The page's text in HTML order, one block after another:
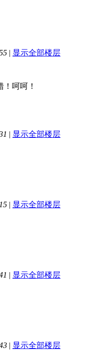
| 显示全部楼层
呵呵！
| 显示全部楼层
| 显示全部楼层
| 显示全部楼层
| 显示全部楼层